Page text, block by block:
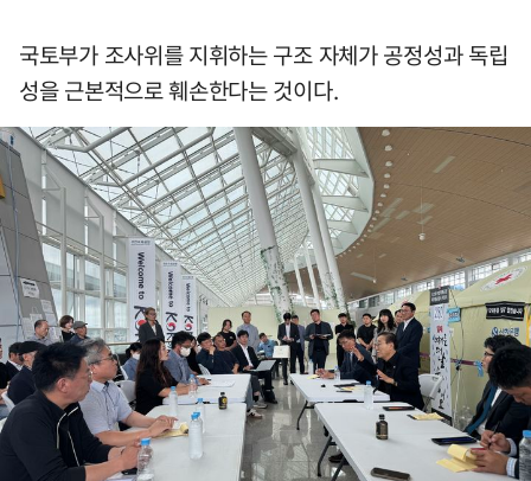
국토부가 조사위를 지휘하는 구조 자체가 공정성과 독립
성을 근본적으로 훼손한다는 것이다.